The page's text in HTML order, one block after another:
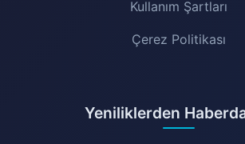
Kullanım Şartları
Çerez Politikası
Yeniliklerden